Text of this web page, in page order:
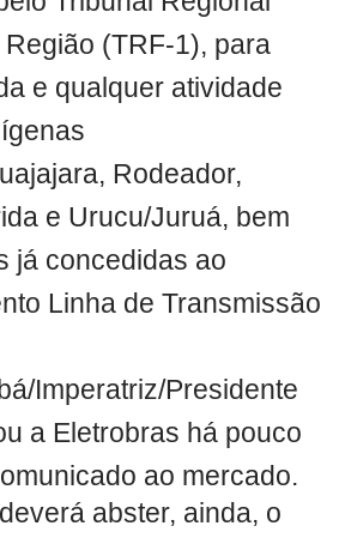
Região (TRF-1), para
e qualquer atividade
Rodeador,
e Urucu/Juruá, bem
já concedidas ao
Linha de Transmissão
Imperatriz/Presidente
a Eletrobras há pouco
ao mercado.
abster, ainda, o